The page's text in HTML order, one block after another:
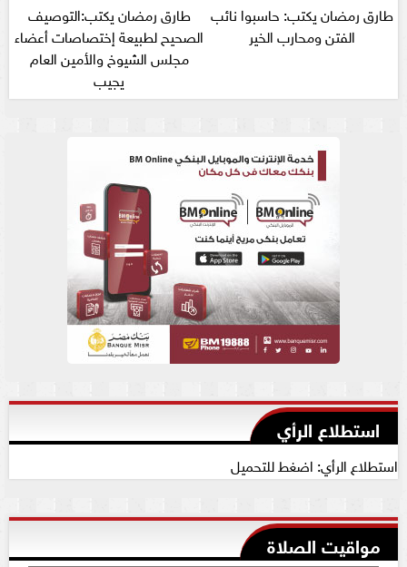
طارق رمضان يكتب: حاسبوا نائب
الفتن ومحارب الخير
طارق رمضان يكتب:التوصيف
الصحيح لطبيعة إختصاصات أعضاء
مجلس الشيوخ والأمين العام
يجيب
استطلاع الرأي
استطلاع الرأي: اضغط للتحميل
مواقيت الصلاة